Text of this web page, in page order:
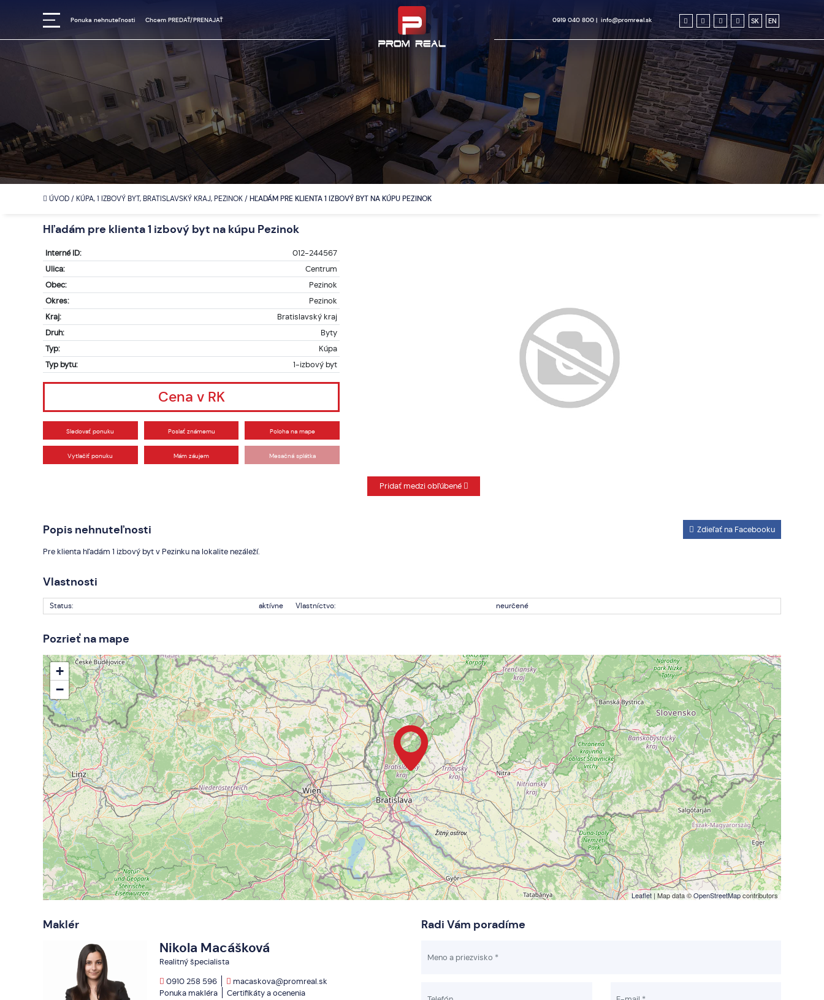
Ponuka nehnuteľnosti Chcem PREDAŤ/PRENAJAŤ 0919 040 800| info@promreal.sk SK EN
ÚVOD/KÚPA, 1 IZBOVÝ BYT, BRATISLAVSKÝ KRAJ, PEZINOK/HĽADÁM PRE KLIENTA 1 IZBOVÝ BYT NA KÚPU PEZINOK
Hľadám pre klienta 1 izbový byt na kúpu Pezinok
Interné ID:
012-244567
Ulica:
Centrum
Obec:
Pezinok
Okres:
Pezinok
Kraj:
Bratislavský kraj
Druh:
Byty
Typ:
Kúpa
Typ bytu:
1-izbový byt
Cena v RK
Sledovať ponuku Poslať známemu Poloha na mape
Vytlačiť ponuku Mám záujem Mesačná splátka
Pridať medzi obľúbené
Popis nehnuteľnosti Zdieľať na Facebooku
Pre klienta hľadám 1 izbový byt v Pezinku na lokalite nezáleží.
Vlastnosti
Status: aktívne Vlastníctvo: neurčené
Pozrieť na mape
+
−
Leaflet | Map data ©OpenStreetMapcontributors
Maklér
Nikola Macášková
Realitný špecialista
0910 258 596
macaskova@promreal.sk
Ponuka makléra
Certifikáty a ocenenia
Radi Vám poradíme